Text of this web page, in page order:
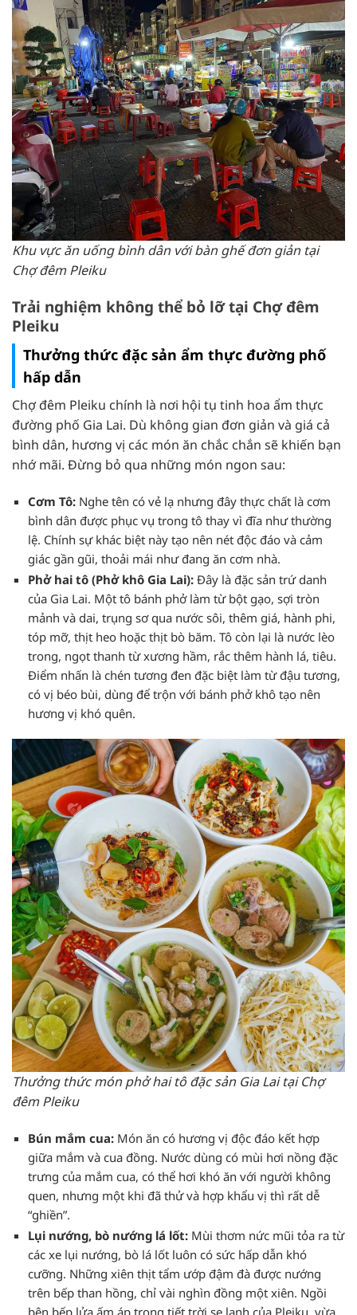
Khu vực ăn uống bình dân với bàn ghế đơn giản tại
Chợ đêm Pleiku
Trải nghiệm không thể bỏ lỡ tại Chợ đêm
Pleiku
Thưởng thức đặc sản ẩm thực đường phố
hấp dẫn
Chợ đêm Pleiku chính là nơi hội tụ tinh hoa ẩm thực
đường phố Gia Lai. Dù không gian đơn giản và giá cả
bình dân, hương vị các món ăn chắc chắn sẽ khiến bạn
nhớ mãi. Đừng bỏ qua những món ngon sau:
Cơm Tô:Nghe tên có vẻ lạ nhưng đây thực chất là cơm
bình dân được phục vụ trong tô thay vì đĩa như thường
lệ. Chính sự khác biệt này tạo nên nét độc đáo và cảm
giác gần gũi, thoải mái như đang ăn cơm nhà.
Phở hai tô (Phở khô Gia Lai):Đây là đặc sản trứ danh
của Gia Lai. Một tô bánh phở làm từ bột gạo, sợi tròn
mảnh và dai, trụng sơ qua nước sôi, thêm giá, hành phi,
tóp mỡ, thịt heo hoặc thịt bò băm. Tô còn lại là nước lèo
trong, ngọt thanh từ xương hầm, rắc thêm hành lá, tiêu.
Điểm nhấn là chén tương đen đặc biệt làm từ đậu tương,
có vị béo bùi, dùng để trộn với bánh phở khô tạo nên
hương vị khó quên.
Thưởng thức món phở hai tô đặc sản Gia Lai tại Chợ
đêm Pleiku
Bún mắm cua:Món ăn có hương vị độc đáo kết hợp
giữa mắm và cua đồng. Nước dùng có mùi hơi nồng đặc
trưng của mắm cua, có thể hơi khó ăn với người không
quen, nhưng một khi đã thử và hợp khẩu vị thì rất dễ
“ghiền”.
Lụi nướng, bò nướng lá lốt:Mùi thơm nức mũi tỏa ra từ
các xe lụi nướng, bò lá lốt luôn có sức hấp dẫn khó
cưỡng. Những xiên thịt tẩm ướp đậm đà được nướng
trên bếp than hồng, chỉ vài nghìn đồng một xiên. Ngồi